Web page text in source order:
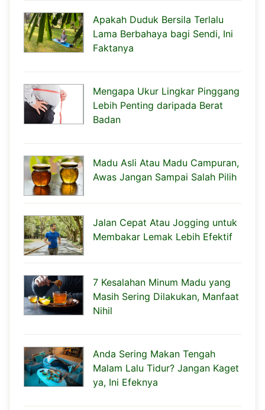
Apakah Duduk Bersila Terlalu
Lama Berbahaya bagi Sendi, Ini
Faktanya
Mengapa Ukur Lingkar Pinggang
Lebih Penting daripada Berat
Badan
Madu Asli Atau Madu Campuran,
Awas Jangan Sampai Salah Pilih
Jalan Cepat Atau Jogging untuk
Membakar Lemak Lebih Efektif
7 Kesalahan Minum Madu yang
Masih Sering Dilakukan, Manfaat
Nihil
Anda Sering Makan Tengah
Malam Lalu Tidur? Jangan Kaget
ya, Ini Efeknya